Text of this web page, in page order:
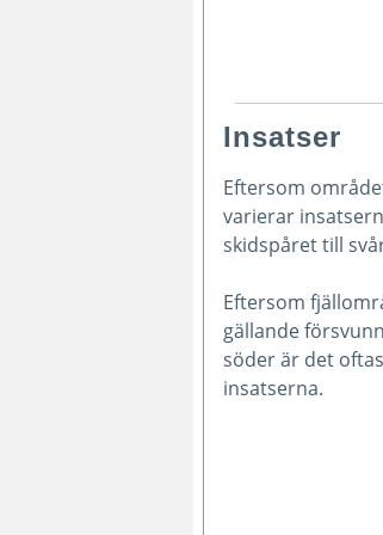
Insatser
Eftersom
varierar
skidspåret till
Eftersom
gällande
söder är det
insatserna.